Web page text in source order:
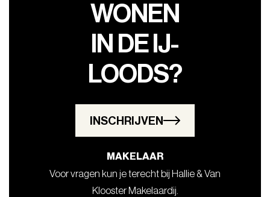
WONEN
IN DE IJ-
LOODS?
INSCHRIJVEN
MAKELAAR
Voor vragen kun je terecht bij Hallie & Van
Klooster Makelaardij.